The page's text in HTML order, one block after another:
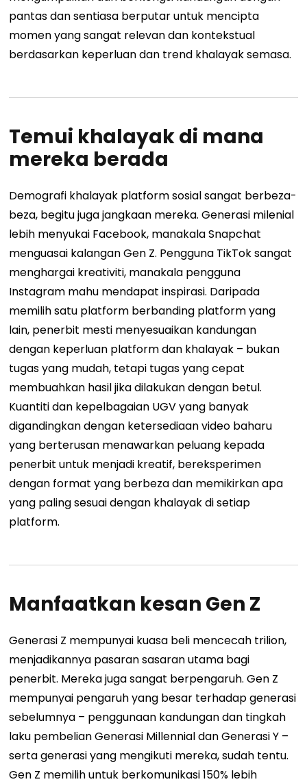
pantas dan sentiasa berputar untuk mencipta
momen yang sangat relevan dan kontekstual
berdasarkan keperluan dan trend khalayak semasa.
Temui khalayak di mana
mereka berada
Demografi khalayak platform sosial sangat berbeza-
beza, begitu juga jangkaan mereka. Generasi milenial
lebih menyukai Facebook, manakala Snapchat
menguasai kalangan Gen Z. Pengguna TikTok sangat
menghargai kreativiti, manakala pengguna
Instagram mahu mendapat inspirasi. Daripada
memilih satu platform berbanding platform yang
lain, penerbit mesti menyesuaikan kandungan
dengan keperluan platform dan khalayak – bukan
tugas yang mudah, tetapi tugas yang cepat
membuahkan hasil jika dilakukan dengan betul.
Kuantiti dan kepelbagaian UGV yang banyak
digandingkan dengan ketersediaan video baharu
yang berterusan menawarkan peluang kepada
penerbit untuk menjadi kreatif, bereksperimen
dengan format yang berbeza dan memikirkan apa
yang paling sesuai dengan khalayak di setiap
platform.
Manfaatkan kesan Gen Z
Generasi Z mempunyai kuasa beli mencecah trilion,
menjadikannya pasaran sasaran utama bagi
penerbit. Mereka juga sangat berpengaruh. Gen Z
mempunyai pengaruh yang besar terhadap generasi
sebelumnya – penggunaan kandungan dan tingkah
laku pembelian Generasi Millennial dan Generasi Y –
serta generasi yang mengikuti mereka, sudah tentu.
Gen Z memilih untuk berkomunikasi 150% lebih